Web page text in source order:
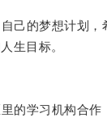
的梦想计划，
生目标。
学习机构合作